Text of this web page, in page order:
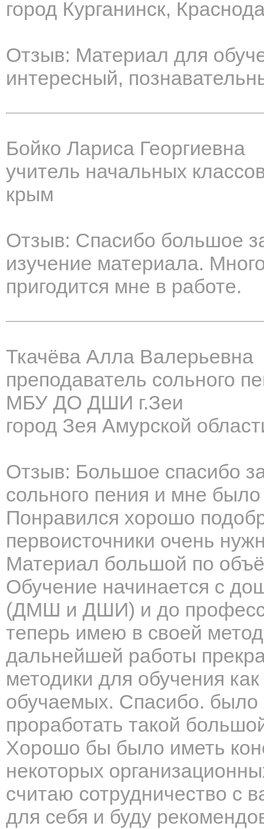
город Курганинск,
Отзыв: Материал для
интересный,
Бойко Лариса Георгиевна
учитель начальных
крым
Отзыв: Спасибо большое
изучение материала.
пригодится мне в работе.
Ткачёва Алла Валерьевна
преподаватель сольного
МБУ ДО ДШИ г.Зеи
город Зея Амурской
Отзыв: Большое спасибо
сольного пения и мне
Понравился хорошо
первоисточники очень
Материал большой по
Обучение начинается с
(ДМШ и ДШИ) и до
теперь имею в своей
дальнейшей работы
методики для обучения
обучаемых. Спасибо. было
проработать такой
Хорошо бы было иметь
некоторых
считаю сотрудничество с
для себя и буду